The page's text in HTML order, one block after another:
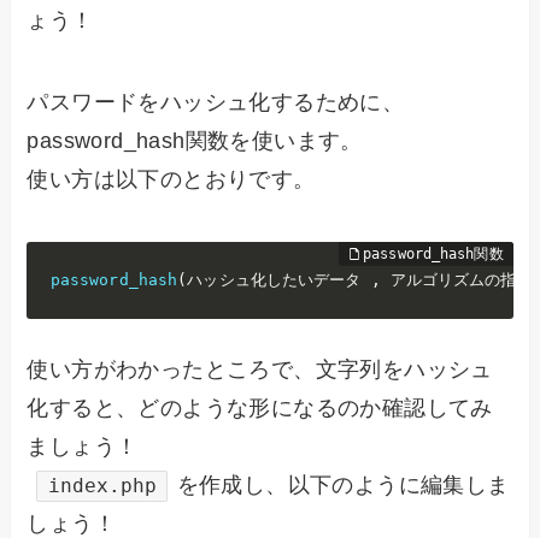
ょう！
パスワードをハッシュ化するために、
password_hash関数を使います。
使い方は以下のとおりです。
password_hash (ハッシュ化したいデータ , アルゴリズムの指
使い方がわかったところで、文字列をハッシュ
化すると、どのような形になるのか確認してみ
ましょう！
index.php
を作成し、以下のように編集しま
しょう！